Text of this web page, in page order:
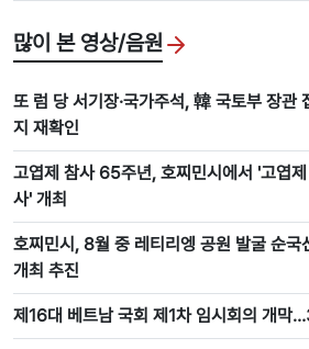
많이 본 영상/음원
또 럼 당 서기장·국가주석, 韓 국토부 장관
지 재확인
고엽제 참사 65주년, 호찌민시에서 '고엽
사' 개최
호찌민시, 8월 중 레티리엥 공원 발굴 순국
개최 추진
제16대 베트남 국회 제1차 임시회의 개막